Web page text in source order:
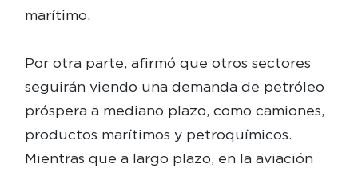
marítimo.
Por otra parte, afirmó que otros sectores
seguirán viendo una demanda de petróleo
próspera a mediano plazo, como camiones,
productos marítimos y petroquímicos.
Mientras que a largo plazo, en la aviación